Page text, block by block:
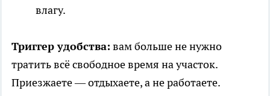
влагу.
Триггер удобства: вам больше не нужно
тратить всё свободное время на участок.
Приезжаете — отдыхаете, а не работаете.